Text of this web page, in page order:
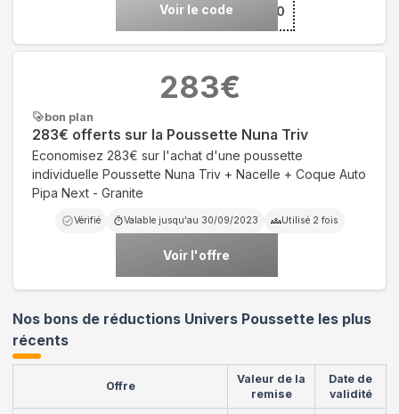
Voir le code ***re60
bon plan
283€ offerts sur la Poussette Nuna Triv
Economisez 283€ sur l'achat d'une poussette
individuelle Poussette Nuna Triv + Nacelle + Coque Auto
Pipa Next - Granite
Vérifié Valable jusqu'au 30/09/2023 Utilisé 2 fois
Voir l'offre
283€
Nos bons de réductions Univers Poussette les plus
récents
Offre
Valeur de la
remise
Date de
validité